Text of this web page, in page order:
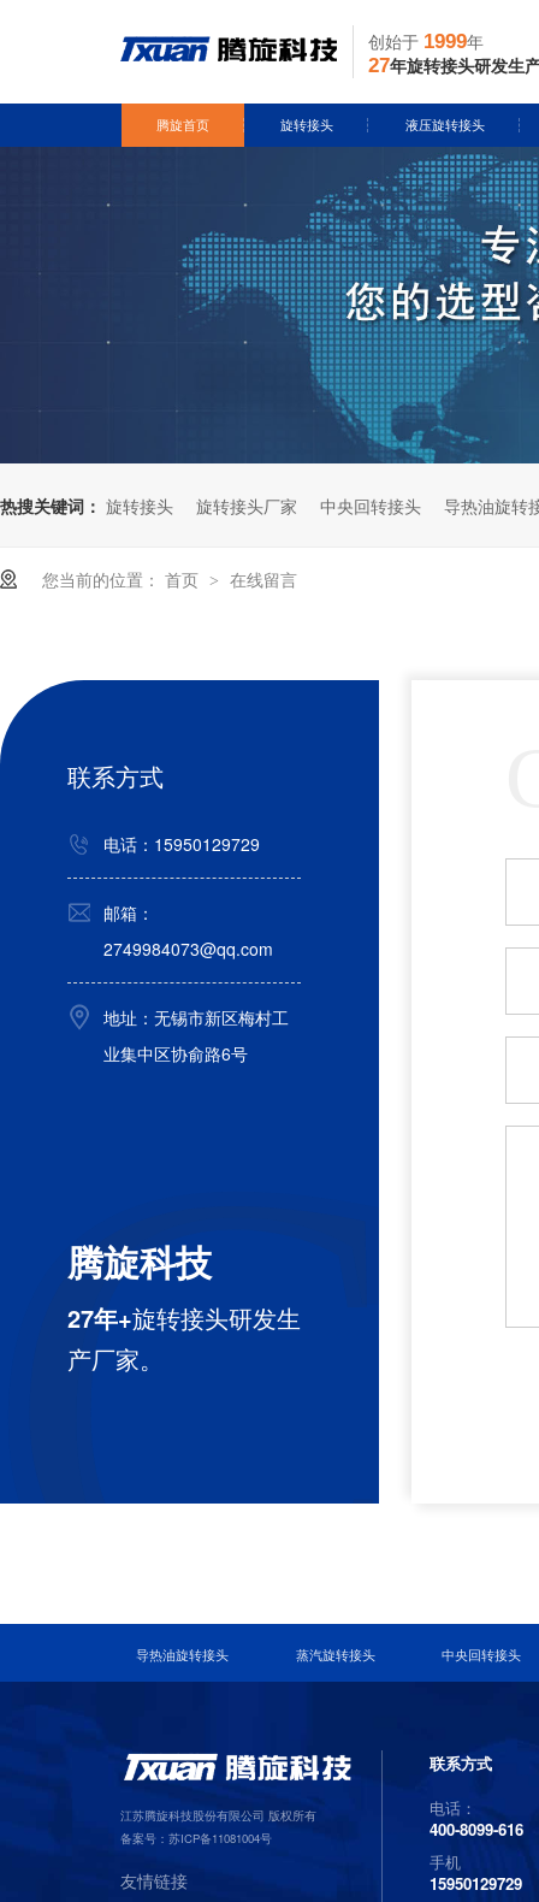
创始于 1999年
27年旋转接头研发生
腾旋首页 旋转接头
水用旋转接头
导热油旋转接头
蒸汽旋转接头
气用旋转接头
切削液旋转接头
液压旋转接头
风电液压滑环
多通路旋转接头定
关节接头
热搜关键词： 旋转接头 旋转接头厂家 中央回转接头 导热油旋转
您当前的位置： 首页 > 在线留言
联系方式
电话：15950129729
邮箱：
2749984073@qq.com
地址：无锡市新区梅村工
业集中区协俞路6号
腾旋科技
27年+旋转接头研发生
产厂家。
C
导热油旋转接头 蒸汽旋转接头 中央回转接头
江苏腾旋科技股份有限公司 版权所有
备案号：苏ICP备11081004号
友情链接
联系方式
电话：
400-8099-616
手机
15950129729